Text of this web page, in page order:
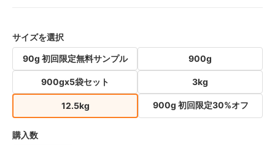
サイズを選択
90g 初回限定無料サンプル 900g
900gx5袋セット 3kg
12.5kg 900g 初回限定30%オフ
購入数